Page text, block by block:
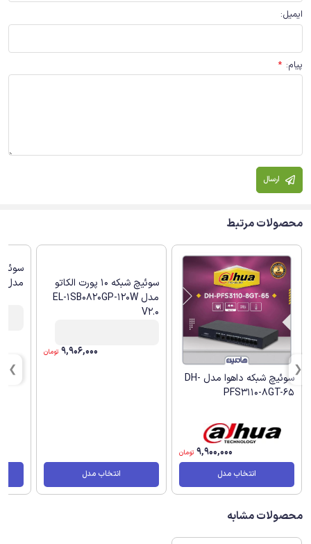
ایمیل:
پیام:
*
ارسال
محصولات مرتبط
سوئیچ شبکه داهوا مدل DH-
PFS3110-8GT-65
9,900,000 تومان
انتخاب مدل
سوئیچ شبکه 10 پورت الکاتو
مدل EL-1SB0820GP-120W
V2.0
9,906,000 تومان
انتخاب مدل
مدل EL-1SG0822GP-120W
محصولات مشابه